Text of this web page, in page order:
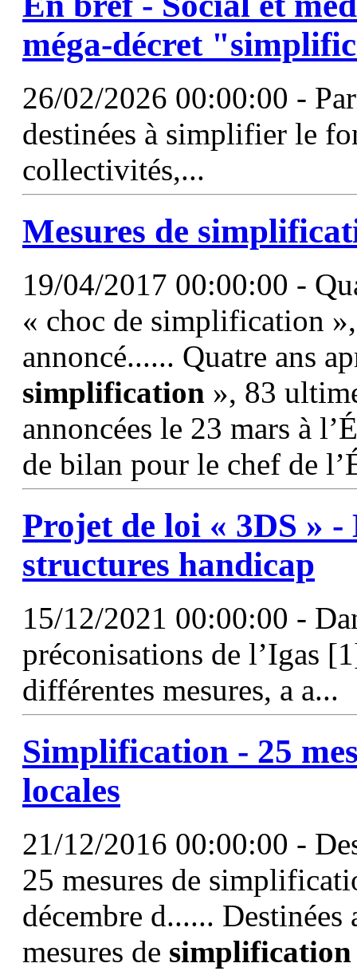
méga-décret "
26/02/2026 00:00:00 -
destinées à simplifier le
collectivités,...
Mesures de
19/04/2017 00:00:00 -
« choc de simplification
annoncé...... Quatre ans
simplification », 83
annoncées le 23 mars à
de bilan pour le chef de
Projet de loi « 3DS » -
structures handicap
15/12/2021 00:00:00 -
préconisations de l’Igas
différentes mesures, a a...
Simplification - 25
locales
21/12/2016 00:00:00 -
25 mesures de
décembre d......
mesures de simplification